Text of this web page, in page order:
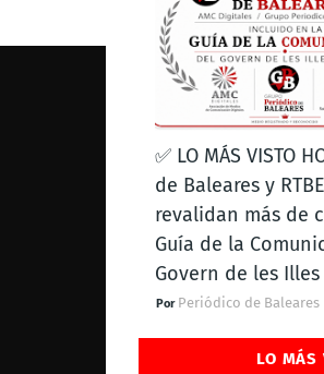
✅ LO MÁS VISTO
de Baleares y
revalidan más de
Guía de la
Govern de les
Periódico de Baleares
LO MÁS